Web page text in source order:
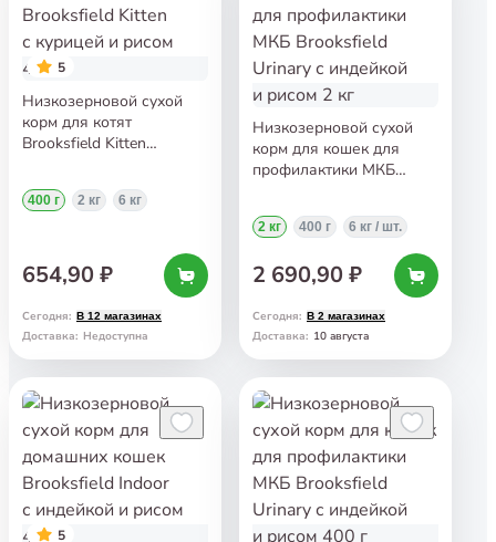
5
Низкозерновой сухой
корм для котят
Brooksfield Kitten
400 г 2 кг 6 кг
654,90 ₽
Сегодня: В 12 магазинах
Доставка: Недоступна
Низкозерновой сухой
корм для кошек для
профилактики МКБ
с индейкой и рисом 2 кг
2 кг 400 г 6 кг / шт.
2 690,90 ₽
Сегодня: В 2 магазинах
Доставка: 10 августа
5